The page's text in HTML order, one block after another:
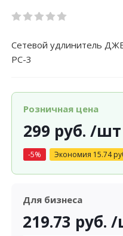
Сетевой удлинитель
РС-3
Розничная цена
299 руб. /шт
-5% Экономия 15.74
Для бизнеса
219.73 руб. /